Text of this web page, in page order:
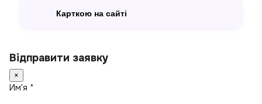
Карткою на сайті
Відправити заявку
×
Имʼя *